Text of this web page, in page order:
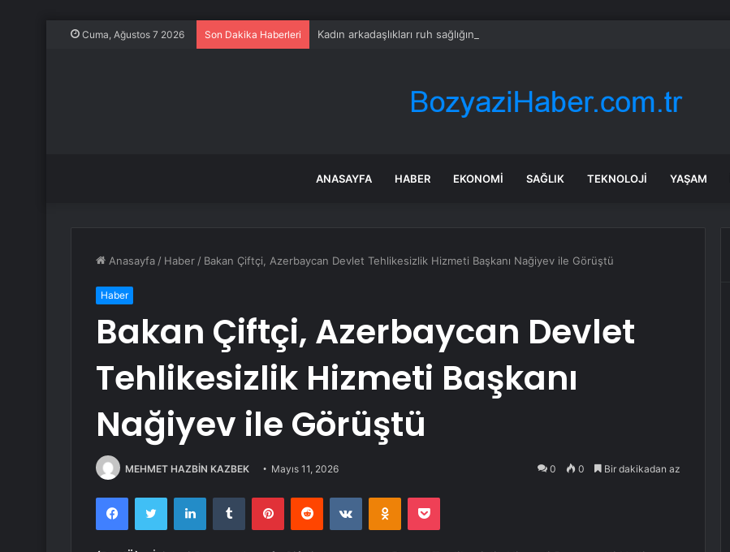
Cuma, Ağustos 7 2026 Son Dakika Haberleri Kadın arkadaşlıkları ruh sağlığını güçlendiriyor
ANASAYFA HABER EKONOMI SAĞLIK TEKNOLOJI YAŞAM
Anasayfa / Haber / Bakan Çiftçi, Azerbaycan Devlet Tehlikesizlik Hizmeti Başkanı Nağiyev ile Görüştü
Haber
Bakan Çiftçi, Azerbaycan Devlet
Tehlikesizlik Hizmeti Başkanı
Nağiyev ile Görüştü
MEHMET HAZBİN KAZBEK Mayıs 11, 2026 0 0 Bir dakikadan az
FacebookTwitter LinkedInTumblr PinterestReddit VKontakteOdnoklassniki
Pocket